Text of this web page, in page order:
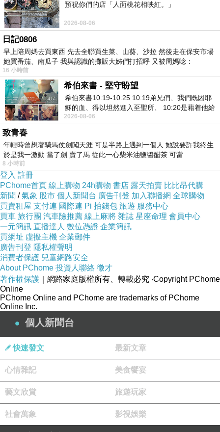
◆產品特色
1.使用耐燃高分子塑膠
2.耐撞擊結構
3.插頭刃片絕緣套
4.電腦週邊，家庭電器，通通適用好便利
5.開關功能
*免去反覆插拔插頭，造成插頭磨損。
*有效管理電源開啟及關閉，減少電器產品待機電流損耗，節能省電。
◆注意事項
．合計最大容量1650W，適用電壓15A/125V以下
．僅限屋內使用勿讓幼兒靠近，以免發生危險
．勿用潮濕的手觸摸本產品以免導致觸電
商品訊息簡述:
商品尺寸：(高)5.6x (寬)5.8x (深)3.5(公分)
商品包裝：(高)10.5x (寬)8.5x (深)5.3(公分)
預祝你們的店「人面桃花相映紅。」
2026-08-06
日記0806
早上陪周媽去買東西 先去全聯買生菜、山葵、沙拉 然後走在保安市場
她買番茄、南瓜子 我與認識的攤販大姊們打招呼 又被周媽唸：
16 小時前
希伯來書 - 堅守盼望
希伯來書10:19-10:25 10:19弟兄們、我們既因耶
穌的血、得以坦然進入至聖所、 10:20是藉着他給
我們開了一條又新又活的路從幔子經過
2026-08-06
致青春
年輕時曾想著騎馬仗劍闖天涯 可是半路上遇到一個人 她說要許我終生
於是我一激動 當了劍 賣了馬 從此一心柴米油鹽醬醋茶 可當
8 小時前
登入 註冊
PChome首頁 線上購物 24h購物 書店 露天拍賣 比比昂代購
新聞 /氣象 股市 個人新聞台 廣告刊登 加入聯播網 全球購物
買賣租屋 支付連 國際連 Pi 拍錢包 旅遊 服務中心
買車 旅行團 汽車險推薦 線上麻將 雜誌 星座命理 會員中心
一元簡訊 直播達人 數位憑證 企業簡訊
買網址 虛擬主機 企業郵件
廣告刊登 隱私權聲明
消費者保護 兒童網路安全
About PChome 投資人聯絡 徵才
著作權保護 ｜網路家庭版權所有、轉載必究 ‧Copyright PChome
Online
PChome Online and PChome are trademarks of PChome
Online Inc.
個人新聞台
快速發文 最新文章
心情雜記 美食饗宴
藝文欣賞 旅遊玩家
社會萬象 影視娛樂